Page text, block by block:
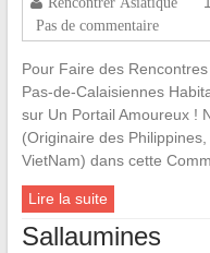
Pas de commentaire
Pour Faire des
Pas-de-Calaisiennes
sur Un Portail Amoureux !
(Originaire des
VietNam) dans cette
Lire la suite
Sallaumines